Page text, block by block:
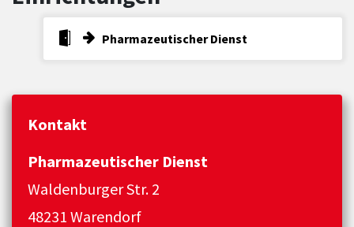
Pharmazeutischer Dienst
Kontakt
Pharmazeutischer Dienst
Waldenburger Str. 2
48231 Warendorf